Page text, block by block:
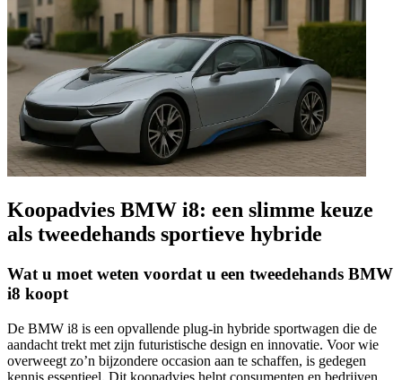
Koopadvies BMW i8: een slimme keuze
als tweedehands sportieve hybride
Wat u moet weten voordat u een tweedehands BMW
i8 koopt
De BMW i8 is een opvallende plug-in hybride sportwagen die de
aandacht trekt met zijn futuristische design en innovatie. Voor wie
overweegt zo’n bijzondere occasion aan te schaffen, is gedegen
kennis essentieel. Dit koopadvies helpt consumenten en bedrijven